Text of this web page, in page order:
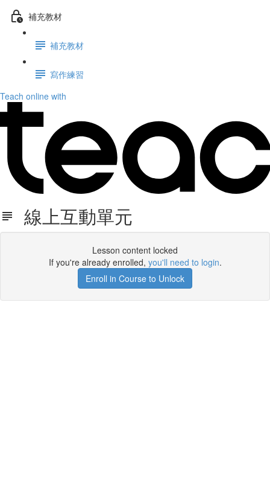
補充教材
補充教材
寫作練習
Teach online with
線上互動單元
Lesson content locked
If you're already enrolled, you'll need to login.
Enroll in Course to Unlock